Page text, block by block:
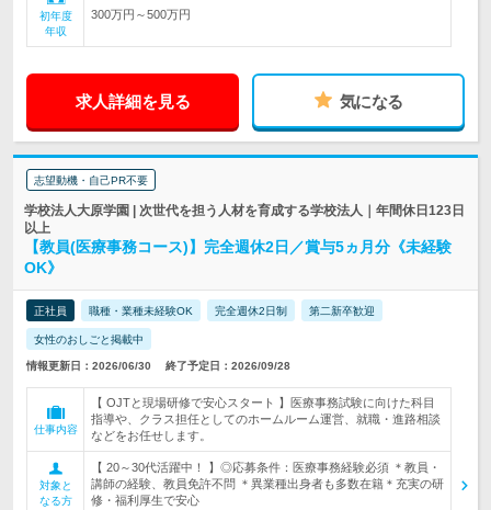
初年度
年収
300万円～500万円
求人詳細を見る 気になる
志望動機・自己PR不要
学校法人大原学園 | 次世代を担う人材を育成する学校法人｜年間休日123日
以上
【教員(医療事務コース)】完全週休2日／賞与5ヵ月分《未経験
OK》
正社員 職種・業種未経験OK 完全週休2日制 第二新卒歓迎
女性のおしごと掲載中
情報更新日：2026/06/30 終了予定日：2026/09/28
仕事内容
【 OJTと現場研修で安心スタート 】医療事務試験に向けた科目
指導や、クラス担任としてのホームルーム運営、就職・進路相談
などをお任せします。
対象と
なる方
【 20～30代活躍中！ 】◎応募条件：医療事務経験必須 ＊教員・
講師の経験、教員免許不問 ＊異業種出身者も多数在籍＊充実の研
修・福利厚生で安心